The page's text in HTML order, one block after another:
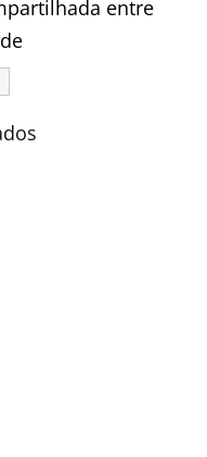
entre